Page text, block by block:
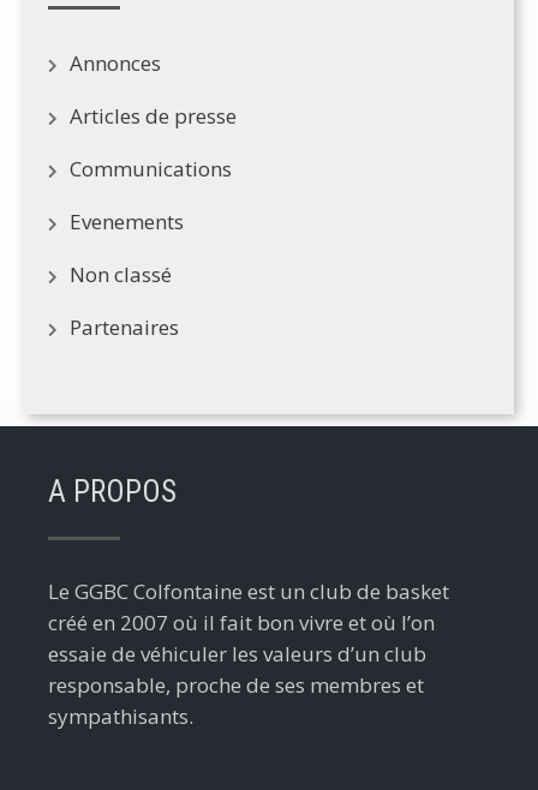
Annonces
Articles de presse
Communications
Evenements
Non classé
Partenaires
A PROPOS
Le GGBC Colfontaine est un club de basket
créé en 2007 où il fait bon vivre et où l’on
essaie de véhiculer les valeurs d’un club
responsable, proche de ses membres et
sympathisants.